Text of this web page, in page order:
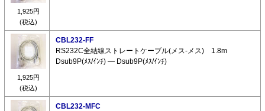
1,925円
(税込)
1,925円
(税込)
CBL232-FF
RS232C全結線ストレートケーブル(メス-メス) 1.8m
Dsub9P(ﾒｽ/ｲﾝﾁ) ― Dsub9P(ﾒｽ/ｲﾝﾁ)
CBL232-MFC